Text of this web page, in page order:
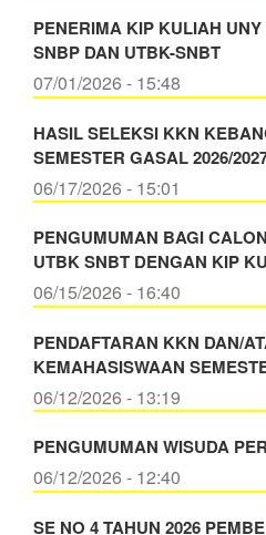
PENERIMA KIP KULIAH
SNBP DAN UTBK-SNBT
07/01/2026 - 15:48
HASIL SELEKSI KKN
SEMESTER GASAL 2026/
06/17/2026 - 15:01
PENGUMUMAN BAGI
UTBK SNBT DENGAN KIP
06/15/2026 - 16:40
PENDAFTARAN KKN DAN/
KEMAHASISWAAN
06/12/2026 - 13:19
PENGUMUMAN WISUDA
06/12/2026 - 12:40
SE NO 4 TAHUN 2026